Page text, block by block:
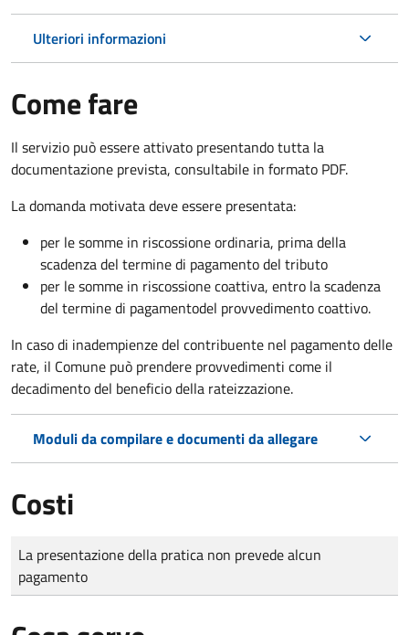
Ulteriori informazioni
Come fare
Il servizio può essere attivato presentando tutta la
documentazione prevista, consultabile in formato PDF.
La domanda motivata deve essere presentata:
per le somme in riscossione ordinaria, prima della
scadenza del termine di pagamento del tributo
per le somme in riscossione coattiva, entro la scadenza
del termine di pagamentodel provvedimento coattivo.
In caso di inadempienze del contribuente nel pagamento delle
rate, il Comune può prendere provvedimenti come il
decadimentodel beneficio della rateizzazione.
Moduli da compilare e documenti da allegare
Costi
Tipo di pagamento
Importo
La presentazione della pratica non prevede alcun
pagamento